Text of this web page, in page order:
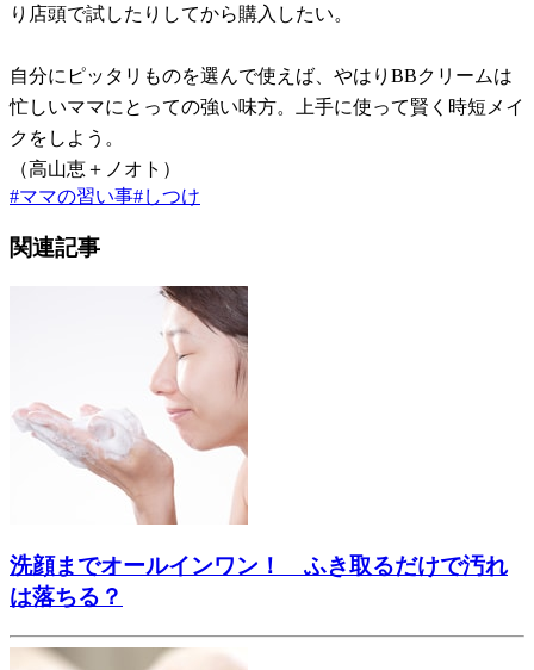
り店頭で試したりしてから購入したい。
自分にピッタリものを選んで使えば、やはりBBクリームは
忙しいママにとっての強い味方。上手に使って賢く時短メイ
クをしよう。
（高山恵＋ノオト）
#ママの習い事#しつけ
関連記事
洗顔までオールインワン！ ふき取るだけで汚れ
は落ちる？